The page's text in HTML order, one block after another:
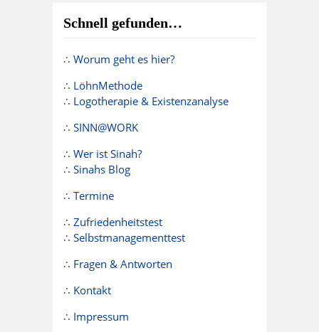
Schnell gefunden…
∴ Worum geht es hier?
∴ LöhnMethode
∴ Logotherapie & Existenzanalyse
∴ SINN@WORK
∴ Wer ist Sinah?
∴ Sinahs Blog
∴ Termine
∴ Zufriedenheitstest
∴ Selbstmanagementtest
∴ Fragen & Antworten
∴ Kontakt
∴ Impressum